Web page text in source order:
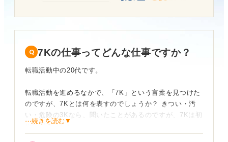
7Kの仕事ってどんな仕事ですか？
転職活動中の20代です。
転職活動を進めるなかで、「7K」という言葉を見つけた
のですが、7Kとは何を表すのでしょうか？ きつい・汚
い・危険の3Kなら、聞いたことがあるのですが、7Kは初
めて聞きました。
⋯続きを読む▼